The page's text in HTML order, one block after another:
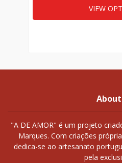
VIEW
"A DE AMOR" é um projeto
Marques. Com criações
dedica-se ao artesanato
pela